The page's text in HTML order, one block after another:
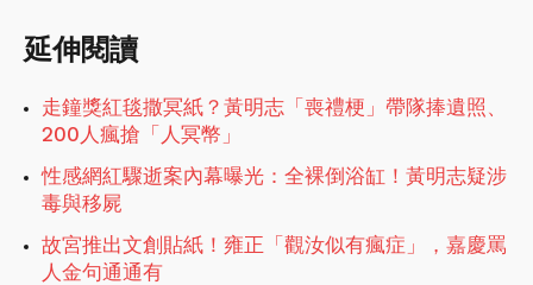
延伸閱讀
走鐘獎紅毯撒冥紙？黃明志「喪禮梗」帶隊捧遺照、
200人瘋搶「人冥幣」
性感網紅驟逝案內幕曝光：全裸倒浴缸！黃明志疑涉
毒與移屍
故宮推出文創貼紙！雍正「觀汝似有瘋症」，嘉慶罵
人金句通通有